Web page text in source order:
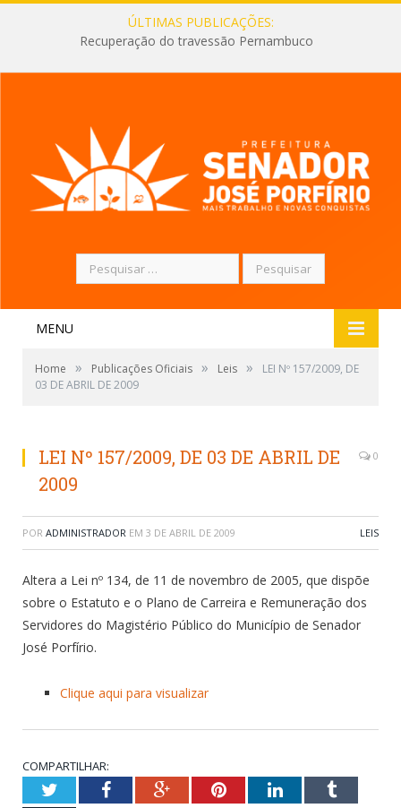
ÚLTIMAS PUBLICAÇÕES:
Recuperação do travessão Pernambuco
Pesquisar
por:
MENU
Home » Publicações Oficiais » Leis »
LEI Nº 157/2009, DE
03 DE ABRIL DE 2009
LEI Nº 157/2009, DE 03 DE ABRIL DE
2009
0
POR ADMINISTRADOR EM 3 DE ABRIL DE 2009 LEIS
Altera a Lei nº 134, de 11 de novembro de 2005, que dispõe
sobre o Estatuto e o Plano de Carreira e Remuneração dos
Servidores do Magistério Público do Município de Senador
José Porfírio.
Clique aqui para visualizar
COMPARTILHAR:
TwitterFacebookGoogle+PinterestLinkedInTumblr